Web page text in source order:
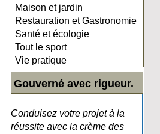
Maison et jardin
Restauration et Gastronomie
Santé et écologie
Tout le sport
Vie pratique
Gouverné avec rigueur.
Conduisez votre projet à la
réussite avec la crème des